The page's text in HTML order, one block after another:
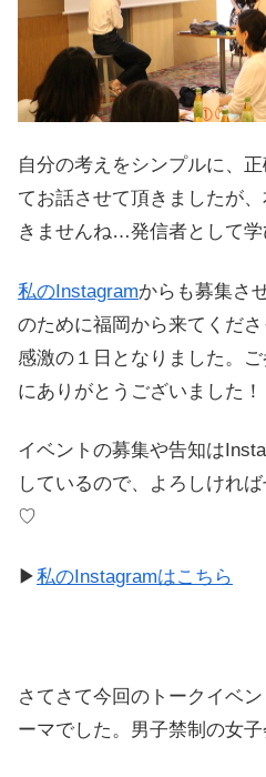
自分の考えをシンプルに、
てお話させて頂きましたが
きませんね…発信者として学
私のInstagramからも募集さ
のために福岡から来てくだ
感激の１日となりました。
にありがとうございました！
イベントの募集や告知は
しているので、よろしけれ
♡
▶︎私のInstagramはこちら
さてさて今回のトークイベ
ーマでした。男子禁制の女